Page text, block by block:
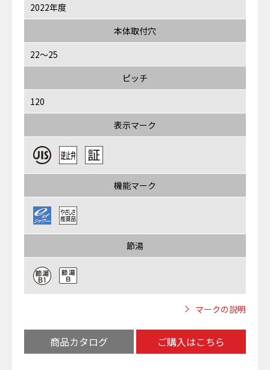
2022年度
本体取付穴
22～25
ピッチ
120
表示マーク
機能マーク
節湯
マークの説明
商品カタログ ご購入はこちら